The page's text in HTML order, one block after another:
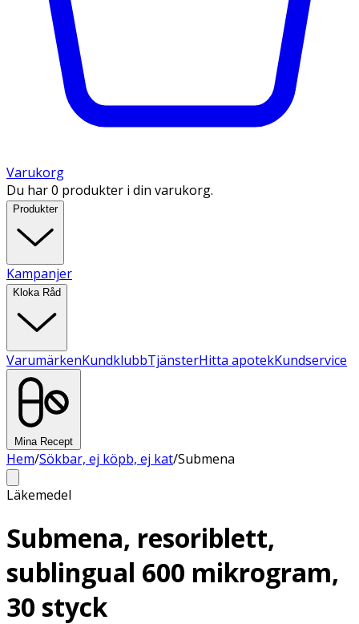
Varukorg
Du har 0 produkter i din varukorg.
Produkter
Kampanjer
Kloka Råd
VarumärkenKundklubbTjänsterHitta apotekKundservice
Mina Recept
Hem/Sökbar, ej köpb, ej kat/Submena
Läkemedel
Submena, resoriblett,
sublingual 600 mikrogram,
30 styck